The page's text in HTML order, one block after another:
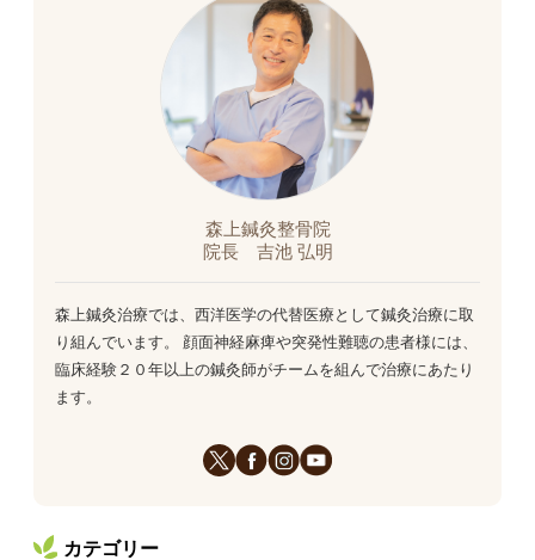
森上鍼灸整骨院
院長 吉池 弘明
森上鍼灸治療では、西洋医学の代替医療として鍼灸治療に取
り組んでいます。 顔面神経麻痺や突発性難聴の患者様には、
臨床経験２０年以上の鍼灸師がチームを組んで治療にあたり
ます。
カテゴリー